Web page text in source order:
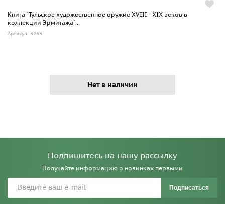
Книга "Тульское художественное оружие XVIII - XIX веков в
коллекции Эрмитажа"...
Артикул: 3263
Нет в наличии
Подпишитесь на нашу рассылку
Получайте информацию о новинках первыми
Подписаться